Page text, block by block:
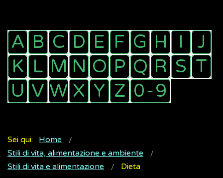
Sei qui:
Home
Stili di vita, alimentazione e ambiente
Stili di vita e alimentazione
Dieta